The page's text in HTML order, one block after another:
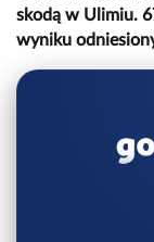
skodą w Ulimiu.
wyniku